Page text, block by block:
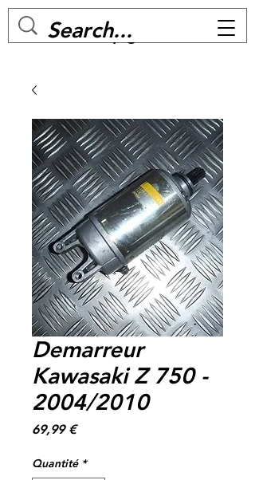
MC BIKE Perpignan
Demarreur
Kawasaki Z 750 -
2004/2010
69,99 €Prix
Quantité *